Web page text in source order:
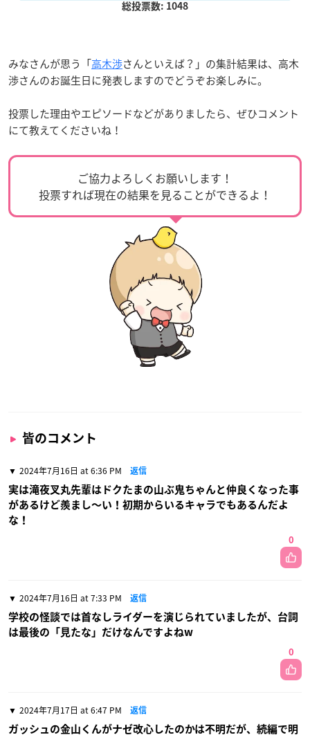
総投票数: 1048
みなさんが思う「高木渉さんといえば？」の集計結果は、高木
渉さんのお誕生日に発表しますのでどうぞお楽しみに。
投票した理由やエピソードなどがありましたら、ぜひコメント
にて教えてくださいね！
ご協力よろしくお願いします！
投票すれば現在の結果を見ることができるよ！
皆のコメント
2024年7月16日 at 6:36 PM 返信
実は滝夜叉丸先輩はドクたまの山ぶ鬼ちゃんと仲良くなった事
があるけど羨まし〜い！初期からいるキャラでもあるんだよ
な！
0
2024年7月16日 at 7:33 PM 返信
学校の怪談では首なしライダーを演じられていましたが、台詞
は最後の「見たな」だけなんですよねw
0
2024年7月17日 at 6:47 PM 返信
ガッシュの金山くんがナゼ改心したのかは不明だが、続編で明